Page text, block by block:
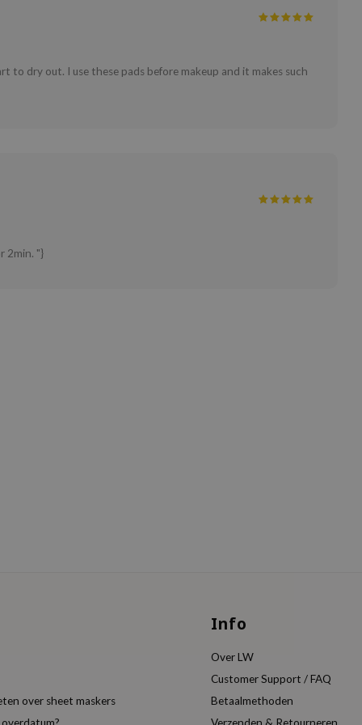
to dry out. I use these pads before makeup and it makes such
2min. "}
over sheet maskers
Info
Over LW
Customer Support / FAQ
Betaalmethoden